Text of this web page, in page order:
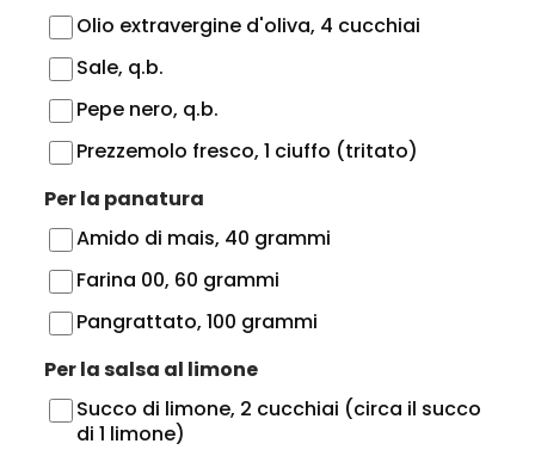
Olio extravergine d'oliva, 4 cucchiai
Sale, q.b.
Pepe nero, q.b.
Prezzemolo fresco, 1 ciuffo (tritato)
Per la panatura
Amido di mais, 40 grammi
Farina 00, 60 grammi
Pangrattato, 100 grammi
Per la salsa al limone
Succo di limone, 2 cucchiai (circa il succo
di 1 limone)